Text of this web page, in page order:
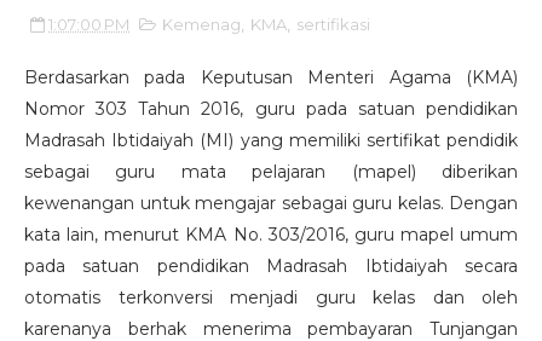
1:07:00 PM Kemenag KMA sertifikasi
Berdasarkan pada Keputusan Menteri Agama (KMA)
Nomor 303 Tahun 2016, guru pada satuan pendidikan
Madrasah Ibtidaiyah (MI) yang memiliki sertifikat pendidik
sebagai guru mata pelajaran (mapel) diberikan
kewenangan untuk mengajar sebagai guru kelas. Dengan
kata lain, menurut KMA No. 303/2016, guru mapel umum
pada satuan pendidikan Madrasah Ibtidaiyah secara
otomatis terkonversi menjadi guru kelas dan oleh
karenanya berhak menerima pembayaran Tunjangan